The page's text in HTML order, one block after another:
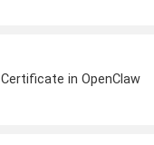
Certificate in OpenClaw